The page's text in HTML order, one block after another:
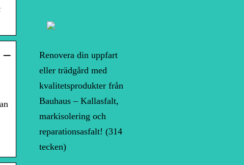
–
Renovera din uppfart
eller trädgård med
kvalitetsprodukter från
Bauhaus – Kallasfalt,
markisolering och
reparationsasfalt! (314
tecken)